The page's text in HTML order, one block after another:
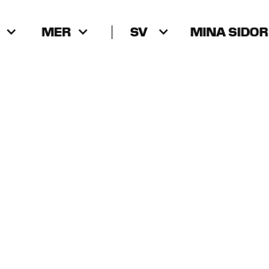
MER
Välj
MINA SIDOR